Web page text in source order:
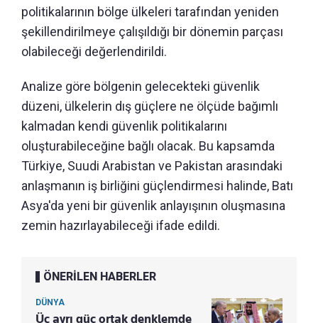
politikalarının bölge ülkeleri tarafından yeniden
şekillendirilmeye çalışıldığı bir dönemin parçası
olabileceği değerlendirildi.
Analize göre bölgenin gelecekteki güvenlik
düzeni, ülkelerin dış güçlere ne ölçüde bağımlı
kalmadan kendi güvenlik politikalarını
oluşturabileceğine bağlı olacak. Bu kapsamda
Türkiye, Suudi Arabistan ve Pakistan arasındaki
anlaşmanın iş birliğini güçlendirmesi halinde, Batı
Asya'da yeni bir güvenlik anlayışının oluşmasına
zemin hazırlayabileceği ifade edildi.
ÖNERİLEN HABERLER
DÜNYA
Üç ayrı güç ortak denklemde